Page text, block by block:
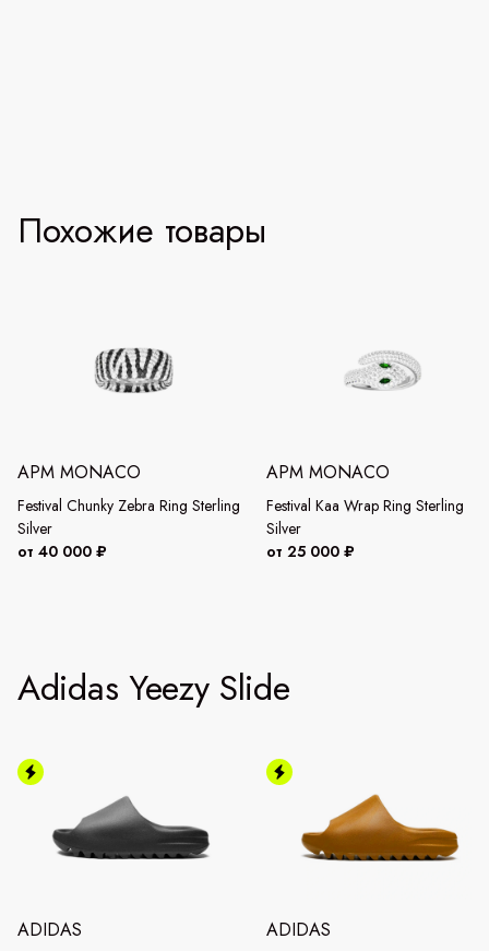
Похожие товары
APM MONACO
Festival Chunky Zebra Ring Sterling
Silver
от 40 000 ₽
APM MONACO
Festival Kaa Wrap Ring Sterling
Silver
от 25 000 ₽
Adidas Yeezy Slide
ADIDAS ADIDAS